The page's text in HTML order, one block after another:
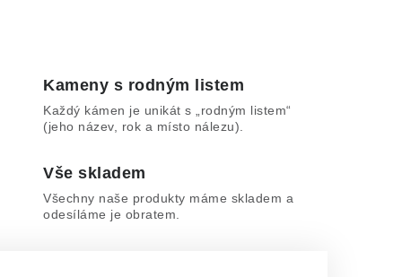
Kameny s rodným listem
Každý kámen je unikát s „rodným listem“
(jeho název, rok a místo nálezu).
Vše skladem
Všechny naše produkty máme skladem a
odesíláme je obratem.